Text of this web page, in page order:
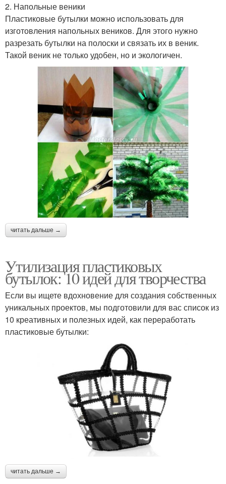
2. Напольные веники
Пластиковые бутылки можно использовать для
изготовления напольных веников. Для этого нужно
разрезать бутылки на полоски и связать их в веник.
Такой веник не только удобен, но и экологичен.
читать дальше →
Утилизация пластиковых
бутылок: 10 идей для творчества
Если вы ищете вдохновение для создания собственных
уникальных проектов, мы подготовили для вас список из
10 креативных и полезных идей, как переработать
пластиковые бутылки:
читать дальше →